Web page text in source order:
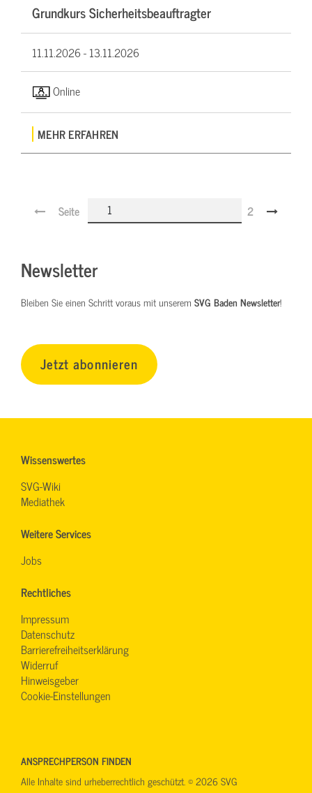
Grundkurs Sicherheitsbeauftragter
11.11.2026 -13.11.2026
Online
MEHR ERFAHREN
Seite 2
Newsletter
Bleiben Sie einen Schritt voraus mit unserem SVG Baden Newsletter!
Jetzt abonnieren
Wissenswertes
SVG-Wiki
Mediathek
Weitere Services
Jobs
Rechtliches
Impressum
Datenschutz
Barrierefreiheitserklärung
Widerruf
Hinweisgeber
Cookie-Einstellungen
ANSPRECHPERSON FINDEN
Alle Inhalte sind urheberrechtlich geschützt. © 2026 SVG